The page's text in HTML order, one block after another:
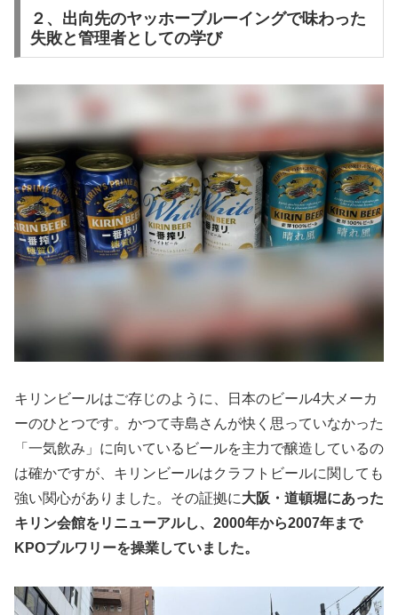
２、出向先のヤッホーブルーイングで味わった
失敗と管理者としての学び
キリンビールはご存じのように、日本のビール4大メーカ
ーのひとつです。かつて寺島さんが快く思っていなかった
「一気飲み」に向いているビールを主力で醸造しているの
は確かですが、キリンビールはクラフトビールに関しても
強い関心がありました。その証拠に大阪・道頓堀にあった
キリン会館をリニューアルし、2000年から2007年まで
KPOブルワリーを操業していました。